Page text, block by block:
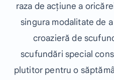
raza de acțiune a
singura modalitate de
croazieră de
scufundări special
plutitor pentru o